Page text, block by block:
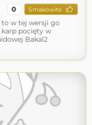
0 Smakowite
to w tej wersji go
karp pocięty w
Bakal2